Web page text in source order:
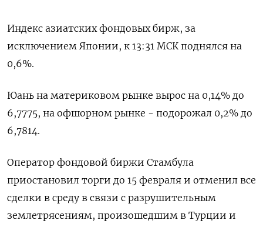
Индекс азиатских фондовых бирж, за
исключением Японии, к 13:31 МСК поднялся на
0,6%.
Юань на материковом рынке вырос на 0,14% до​
6,7775​, на офшорном рынке - подорожал 0,2% до
6,7814.
Оператор фондовой биржи Стамбула
приостановил торги до 15 февраля и отменил все
сделки в среду в связи с разрушительным
землетрясениям, произошедшим в Турции и